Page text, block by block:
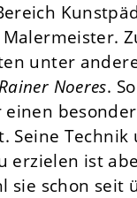
unter
Noeres.
Seine Technik
erzielen ist
sie schon seit